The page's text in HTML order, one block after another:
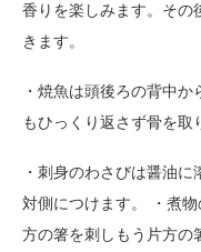
香りを楽しみます。その
きます。
・焼魚は頭後ろの背中
もひっくり返さず骨を取
・刺身のわさびは醤油
対側につけます。 ・煮
方の箸を刺しもう片方の